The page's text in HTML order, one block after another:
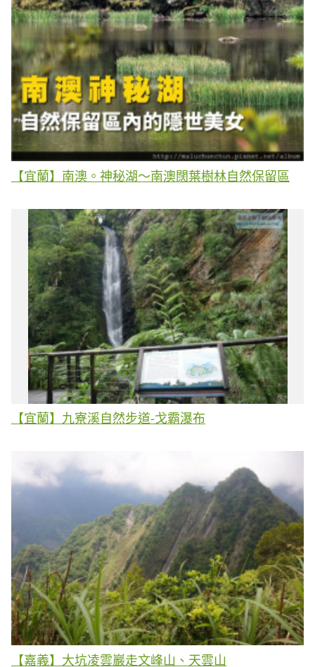
【宜蘭】南澳。神秘湖～南澳闊葉樹林自然保留區
【宜蘭】九寮溪自然步道-戈霸瀑布
【嘉義】大坑凌雲巖走文峰山、天雲山